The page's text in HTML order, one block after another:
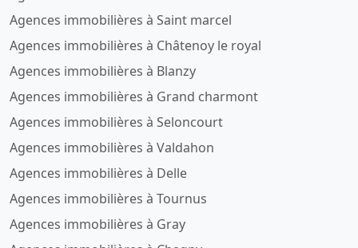
Agences immobilières à Saint marcel
Agences immobilières à Châtenoy le royal
Agences immobilières à Blanzy
Agences immobilières à Grand charmont
Agences immobilières à Seloncourt
Agences immobilières à Valdahon
Agences immobilières à Delle
Agences immobilières à Tournus
Agences immobilières à Gray